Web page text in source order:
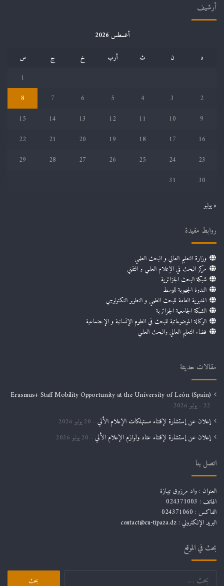
أرشيف
أغسطس 2026
د
ن ث أرب خ ج
س
1
2
3
4
5
6
7
8
9
10
11
12
13
14
15
16
17
18
19
20
21
22
23
24
25
26
27
28
29
30
31
« يوليو
روابط مفيدة
وزارة التعليم العالي و البحث العلمي
مركز البحث في الإعلام العلمي و التقني
شبكة البحث الجزائرية
الندوة الجهوية للوسط
المديرية العامة للبحث العلمي و التطوير التكنولوجي
الشبكة الجامعية الجزائرية
الوكالة الموضوعاتية للبحث في العلوم الإنسانية و الإجتماعية
فضاء التعليم العالي والبحث العلمي
مقالات حديثة
Erasmus+ Staff Mobility Opportunity at the University of León (Spain)
22 يوليو 2026
إعلان عن إستشارة لإقتناء مستهلكات الإعلام الألي 20 يوليو 2026
إعلان عن إستشارة لإقتناء عتاد ولوازم الإعلام الألي 20 يوليو 2026
اتصل بنا
العنوان : واد مرزوق تيبازة
الهاتف : 024371003
الفاكس : 024371060
البريد الإلكتروني : contact@cu-tipaza.dz
بحث في الموقع
البحث